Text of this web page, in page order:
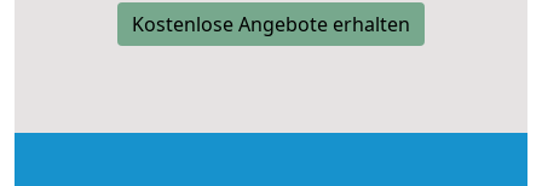
Kostenlose Angebote erhalten